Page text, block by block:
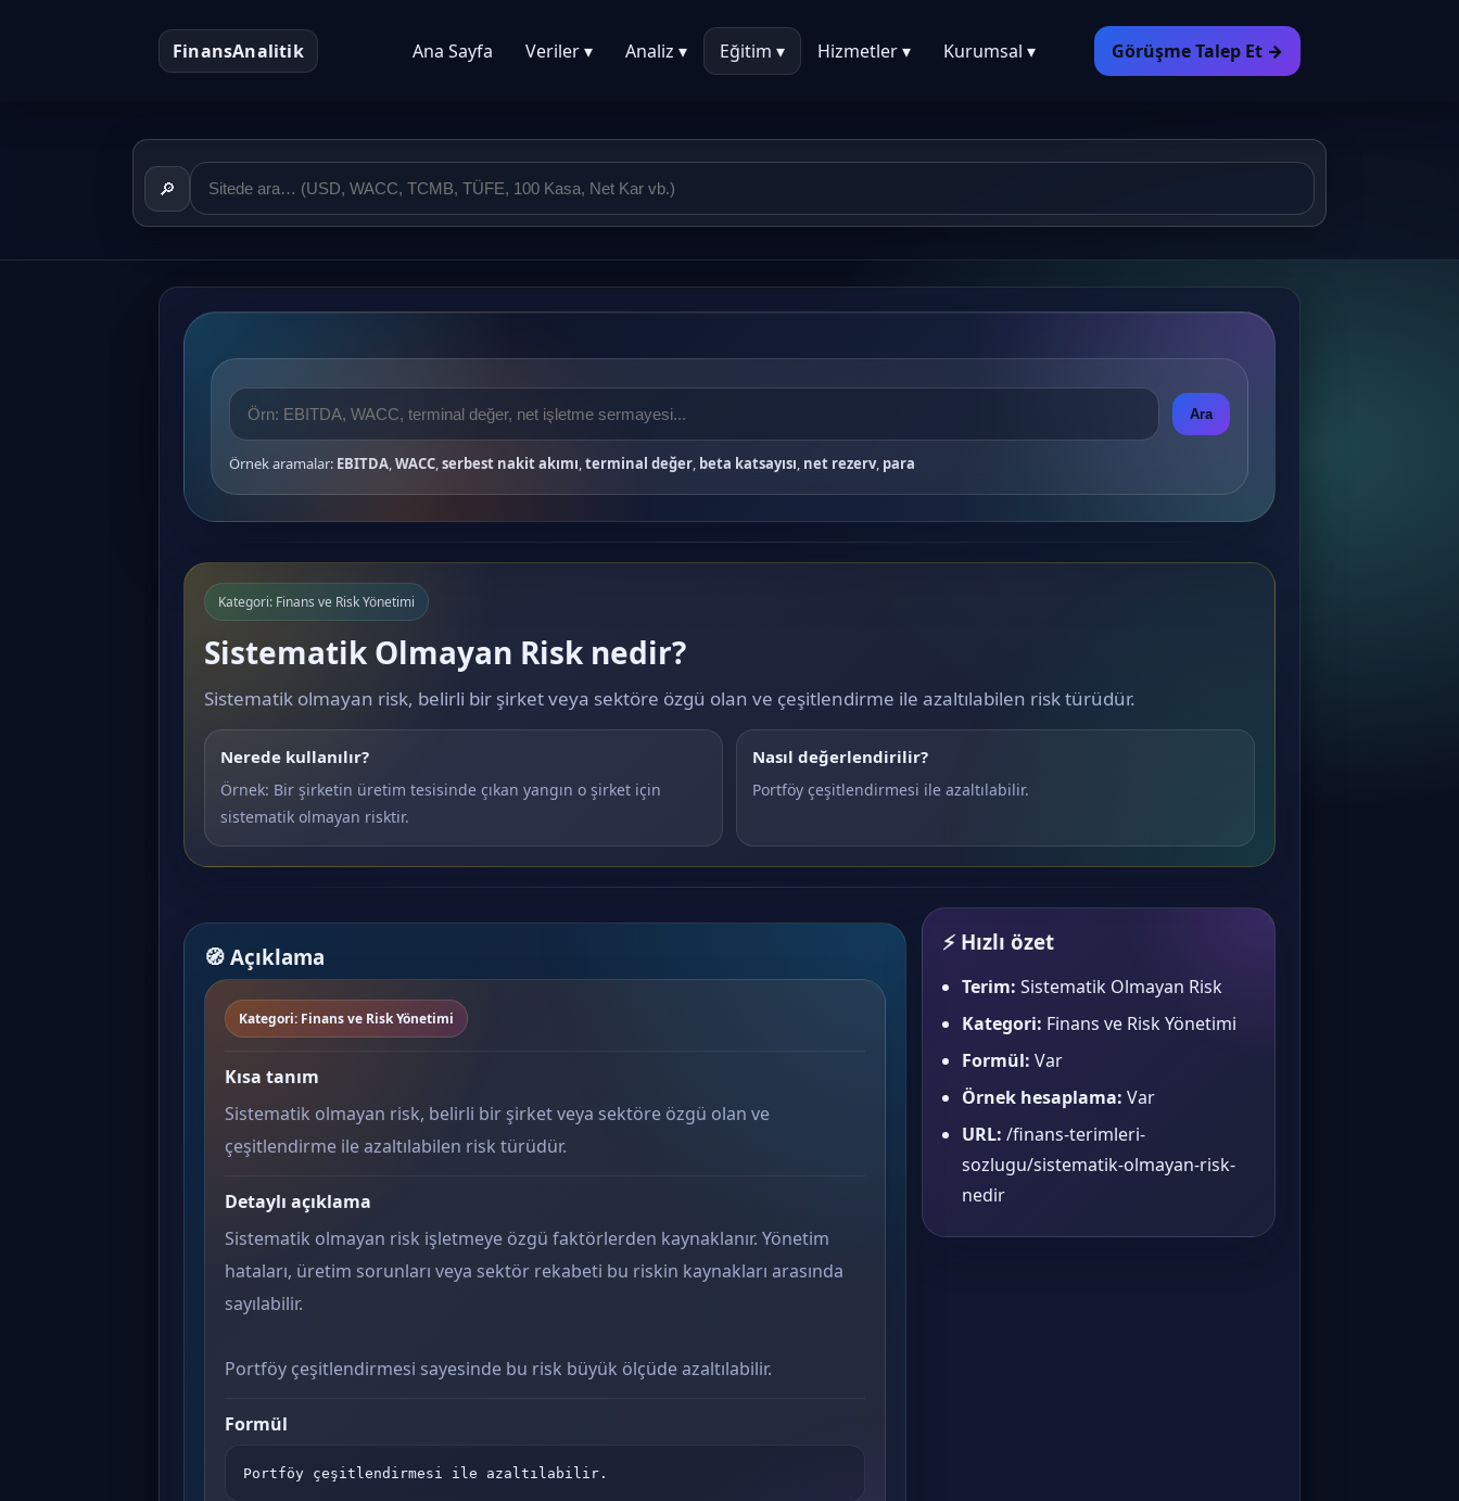
FinansAnalitik Ana Sayfa Veriler ▾ Analiz ▾ Eğitim ▾ Hizmetler ▾ Kurumsal ▾ Görüşme Talep Et →
🔎
Ara
Örnek aramalar: EBITDA,WACC,serbest nakit akımı,terminal değer, beta katsayısı, net rezerv, para
Kategori: Finans ve Risk Yönetimi
Sistematik Olmayan Risk nedir?
Sistematik olmayan risk, belirli bir şirket veya sektöre özgü olan ve çeşitlendirme ile azaltılabilen risk türüdür.
Nerede kullanılır?
Örnek: Bir şirketin üretim tesisinde çıkan yangın o şirket için
sistematik olmayan risktir.
Nasıl değerlendirilir?
Portföy çeşitlendirmesi ile azaltılabilir.
🧭 Açıklama
Kategori: Finans ve Risk Yönetimi
Kısa tanım
Sistematik olmayan risk, belirli bir şirket veya sektöre özgü olan ve
çeşitlendirme ile azaltılabilen risk türüdür.
Detaylı açıklama
Sistematik olmayan risk işletmeye özgü faktörlerden kaynaklanır. Yönetim
hataları, üretim sorunları veya sektör rekabeti bu riskin kaynakları arasında
sayılabilir.
Portföy çeşitlendirmesi sayesinde bu risk büyük ölçüde azaltılabilir.
Formül
Portföy çeşitlendirmesi ile azaltılabilir.
⚡ Hızlı özet
Terim: Sistematik Olmayan Risk
Kategori: Finans ve Risk Yönetimi
Formül: Var
Örnek hesaplama: Var
URL: /finans-terimleri-
sozlugu/sistematik-olmayan-risk-
nedir